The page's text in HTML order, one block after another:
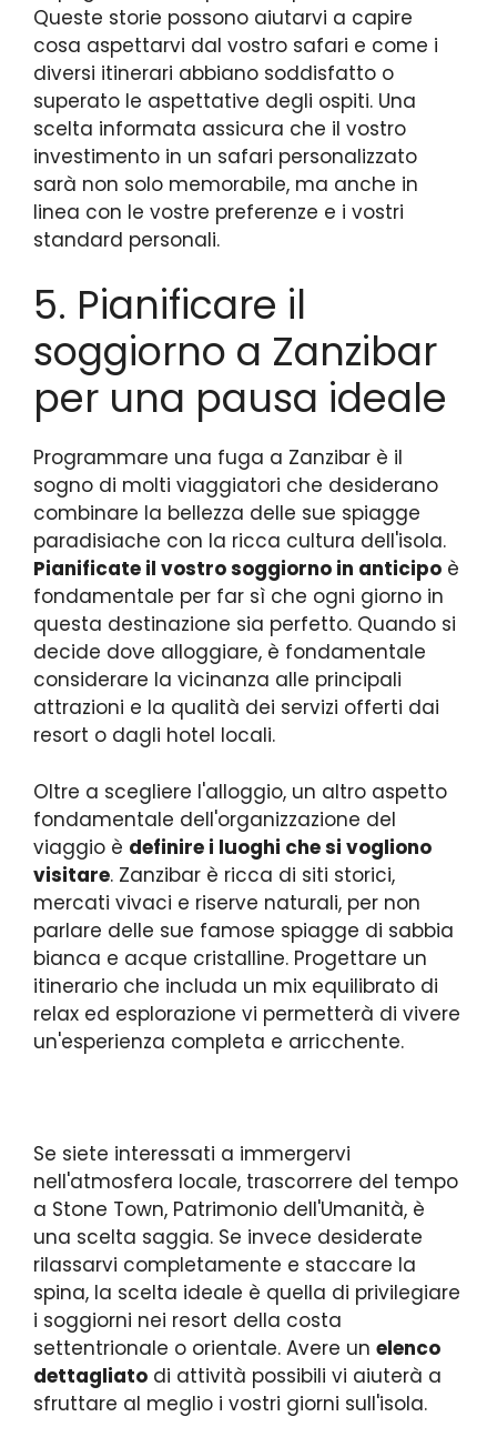
Queste storie possono aiutarvi a capire
cosa aspettarvi dal vostro safari e come i
diversi itinerari abbiano soddisfatto o
superato le aspettative degli ospiti. Una
scelta informata assicura che il vostro
investimento in un safari personalizzato
sarà non solo memorabile, ma anche in
linea con le vostre preferenze e i vostri
standard personali.
5. Pianificare il
soggiorno a Zanzibar
per una pausa ideale
Programmare una fuga a Zanzibar è il
sogno di molti viaggiatori che desiderano
combinare la bellezza delle sue spiagge
paradisiache con la ricca cultura dell'isola.
Pianificate il vostro soggiorno in anticipo è
fondamentale per far sì che ogni giorno in
questa destinazione sia perfetto. Quando si
decide dove alloggiare, è fondamentale
considerare la vicinanza alle principali
attrazioni e la qualità dei servizi offerti dai
resort o dagli hotel locali.
Oltre a scegliere l'alloggio, un altro aspetto
fondamentale dell'organizzazione del
viaggio è definire i luoghi che si vogliono
visitare. Zanzibar è ricca di siti storici,
mercati vivaci e riserve naturali, per non
parlare delle sue famose spiagge di sabbia
bianca e acque cristalline. Progettare un
itinerario che includa un mix equilibrato di
relax ed esplorazione vi permetterà di vivere
un'esperienza completa e arricchente.
Se siete interessati a immergervi
nell'atmosfera locale, trascorrere del tempo
a Stone Town, Patrimonio dell'Umanità, è
una scelta saggia. Se invece desiderate
rilassarvi completamente e staccare la
spina, la scelta ideale è quella di privilegiare
i soggiorni nei resort della costa
settentrionale o orientale. Avere un elenco
dettagliato di attività possibili vi aiuterà a
sfruttare al meglio i vostri giorni sull'isola.